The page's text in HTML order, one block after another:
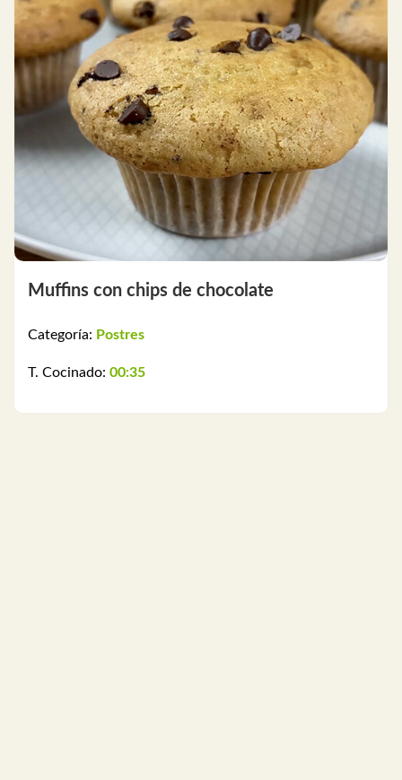
Muffins con chips de chocolate
Categoría: Postres
T. Cocinado: 00:35